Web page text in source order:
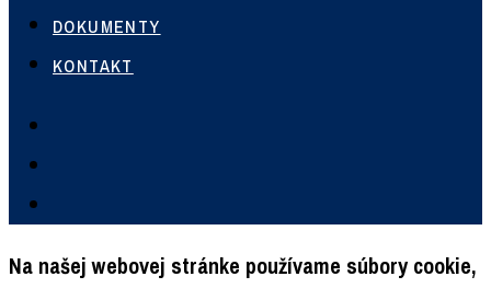
DOKUMENTY
KONTAKT
Na našej webovej stránke používame súbory cookie,